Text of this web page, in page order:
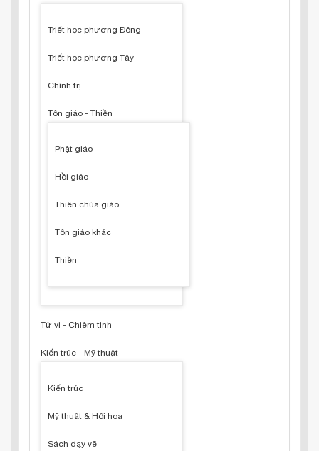
Triết học phương Đông
Triết học phương Tây
Chính trị
Tôn giáo - Thiền
Phật giáo
Hồi giáo
Thiên chúa giáo
Tôn giáo khác
Thiền
Tử vi - Chiêm tinh
Kiến trúc - Mỹ thuật
Kiến trúc
Mỹ thuật & Hội hoạ
Sách dạy vẽ